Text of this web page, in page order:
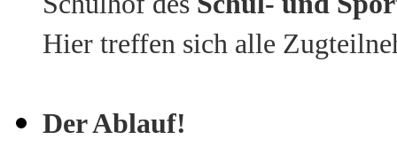
Hier treffen sich alle
Der Ablauf!